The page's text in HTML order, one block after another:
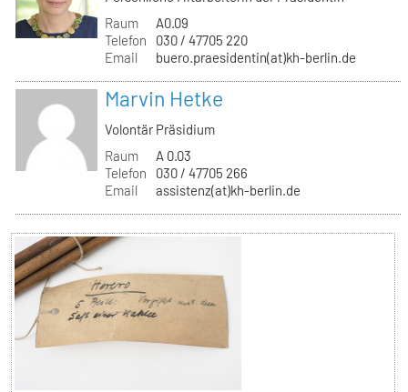
Raum
A0.09
Telefon
030 / 47705 220
Email
buero.praesidentin(at)kh-berlin.de
Marvin Hetke
Volontär Präsidium
Raum
A 0.03
Telefon
030 / 47705 266
Email
assistenz(at)kh-berlin.de